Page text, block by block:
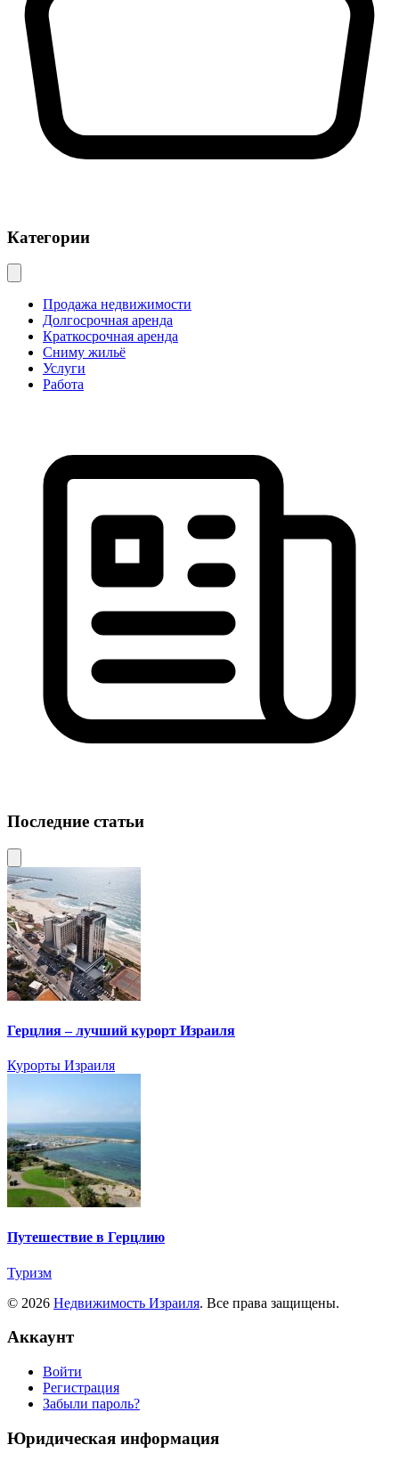
Категории
Продажа недвижимости
Долгосрочная аренда
Краткосрочная аренда
Сниму жильё
Услуги
Работа
Последние статьи
Герцлия – лучший курорт Израиля
Курорты Израиля
Путешествие в Герцлию
Туризм
© 2026 Недвижимость Израиля. Все права защищены.
Аккаунт
Войти
Регистрация
Забыли пароль?
Юридическая информация